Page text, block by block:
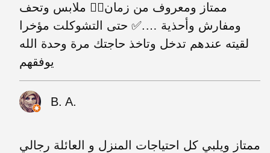
ممتاز ومعروف من زمان👌🏻 ملابس وتحف
ومفارش وأحذية ….✅ حتى التشوكلت مؤخرا
لقيته عندهم تدخل وتاخذ حاجتك مرة وحدة الله
يوفقهم
B. A.
ممتاز ويلبي كل احتياجات المنزل و العائلة رجالي